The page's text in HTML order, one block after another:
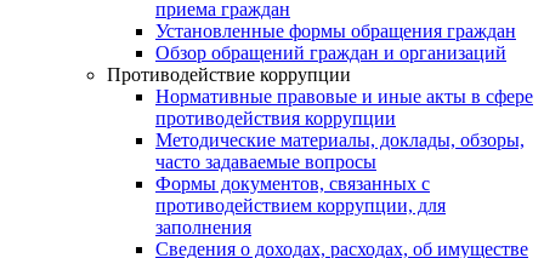
приема граждан
Установленные формы обращения граждан
Обзор обращений граждан и организаций
Противодействие коррупции
Нормативные правовые и иные акты в сфере
противодействия коррупции
Методические материалы, доклады, обзоры,
часто задаваемые вопросы
Формы документов, связанных с
противодействием коррупции, для
заполнения
Сведения о доходах, расходах, об имуществе